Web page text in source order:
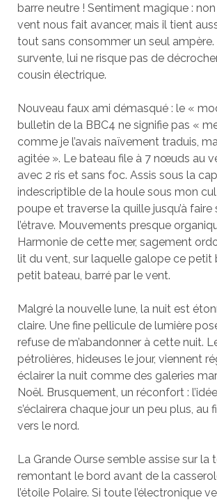
barre neutre ! Sentiment magique :
vent nous fait avancer, mais il tient
tout sans consommer un seul ampère.
survente, lui ne risque pas de
cousin électrique.
Nouveau faux ami démasqué : le «
bulletin de la BBC4 ne signifie pas «
comme je l’avais naïvement traduis,
agitée ». Le bateau file à 7 nœuds au
avec 2 ris et sans foc. Assis sous la
indescriptible de la houle sous mon
poupe et traverse la quille jusqu’à faire
l’étrave. Mouvements presque
Harmonie de cette mer, sagement
lit du vent, sur laquelle galope ce petit
petit bateau, barré par le vent.
Malgré la nouvelle lune, la nuit est
claire. Une fine pellicule de lumière
refuse de m’abandonner à cette nuit.
pétrolières, hideuses le jour, viennent
éclairer la nuit comme des galeries
Noël. Brusquement, un réconfort :
s’éclairera chaque jour un peu plus, au
vers le nord.
La Grande Ourse semble assise sur la
remontant le bord avant de la
l’étoile Polaire. Si toute l’électronique